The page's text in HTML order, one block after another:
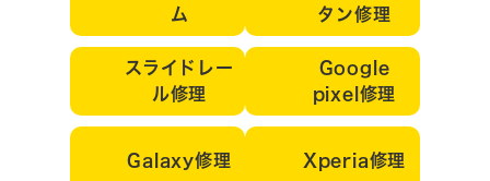
ム
タン修理
スライドレー
ル修理
Google
pixel修理
Galaxy修理 Xperia修理